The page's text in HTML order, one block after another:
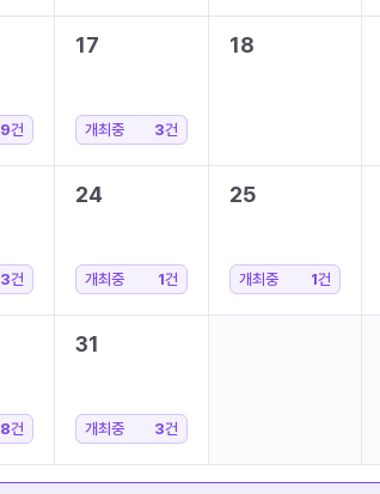
9건
17
개최중 3건
18
3건
24
개최중 1건
25
개최중 1건
8건
31
개최중 3건